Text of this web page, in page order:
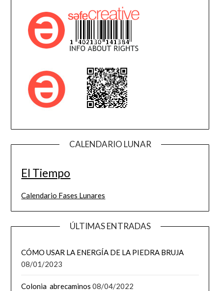
CALENDARIO LUNAR
El Tiempo
Calendario Fases Lunares
ÚLTIMAS ENTRADAS
CÓMO USAR LA ENERGÍA DE LA PIEDRA BRUJA
08/01/2023
Colonia abrecaminos 08/04/2022